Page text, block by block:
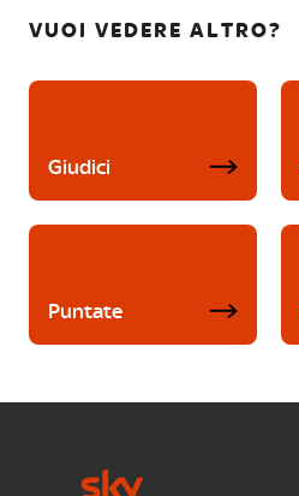
VUOI VEDERE ALTRO?
Giudici
Puntate